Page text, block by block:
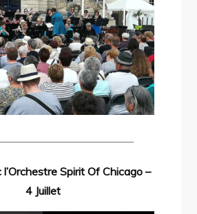
Spirit Of Chicago –
4 Juillet